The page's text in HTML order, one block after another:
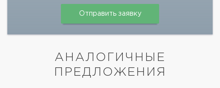
АНАЛОГИЧНЫЕ
ПРЕДЛОЖЕНИЯ